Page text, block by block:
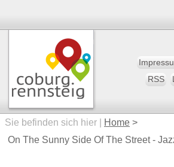
RSS
Sie befinden sich hier | Home >
On The Sunny Side Of The Street -